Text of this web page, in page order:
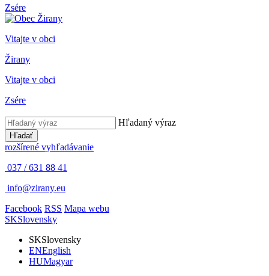
Zsére
Vitajte v obci
Žirany
Vitajte v obci
Zsére
Hľadaný výraz
Hľadať
rozšírené vyhľadávanie
037 / 631 88 41
info@zirany.eu
Facebook RSS Mapa webu
SKSlovensky
SKSlovensky
ENEnglish
HUMagyar